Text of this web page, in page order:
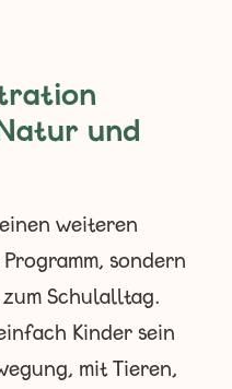
und
weiteren
sondern
Schulalltag.
Kinder sein
mit Tieren,